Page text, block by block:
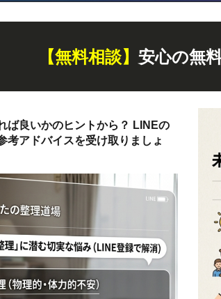
【無料相談】 安心の無
ば良いかのヒントから？ LINEの
考アドバイスを受け取りましょ